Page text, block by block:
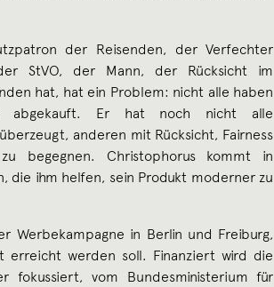
der Reisenden, der Verfechter
StVO, der Mann, der Rücksicht im
hat, hat ein Problem: nicht alle haben
abgekauft. Er hat noch nicht alle
anderen mit Rücksicht, Fairness
begegnen. Christophorus kommt in
die ihm helfen, sein Produkt moderner zu
Werbekampagne in Berlin und Freiburg,
erreicht werden soll. Finanziert wird die
fokussiert, vom Bundesministerium für